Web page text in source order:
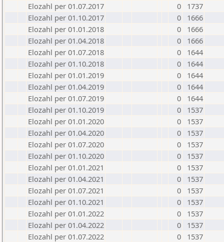
Elozahl per 01.07.2017
0
1737
Elozahl per 01.10.2017
0
1666
Elozahl per 01.01.2018
0
1666
Elozahl per 01.04.2018
0
1666
Elozahl per 01.07.2018
0
1644
Elozahl per 01.10.2018
0
1644
Elozahl per 01.01.2019
0
1644
Elozahl per 01.04.2019
0
1644
Elozahl per 01.07.2019
0
1644
Elozahl per 01.10.2019
0
1537
Elozahl per 01.01.2020
0
1537
Elozahl per 01.04.2020
0
1537
Elozahl per 01.07.2020
0
1537
Elozahl per 01.10.2020
0
1537
Elozahl per 01.01.2021
0
1537
Elozahl per 01.04.2021
0
1537
Elozahl per 01.07.2021
0
1537
Elozahl per 01.10.2021
0
1537
Elozahl per 01.01.2022
0
1537
Elozahl per 01.04.2022
0
1537
Elozahl per 01.07.2022
0
1537